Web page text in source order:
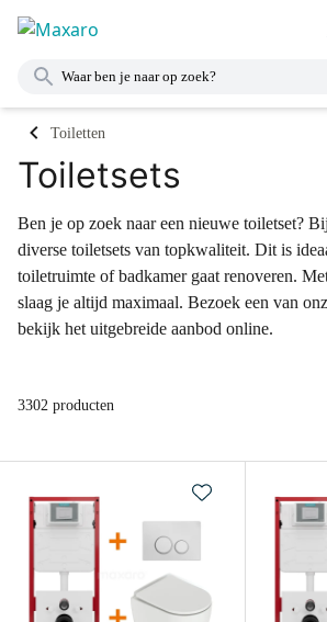
Toiletten
Toiletsets
Ben je op zoek naar een nieuwe toiletset?
diverse toiletsets van topkwaliteit. Dit is
toiletruimte of badkamer gaat renoveren.
slaag je altijd maximaal. Bezoek een van
bekijk het uitgebreide aanbod online.
3302 producten